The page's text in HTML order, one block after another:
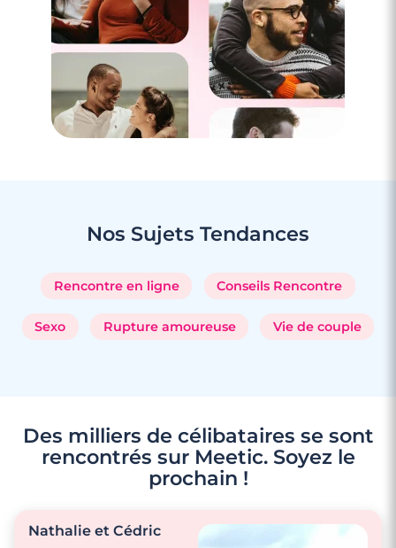
3 minutes
Rencontre à Savigny-le-Temple
Nos Sujets Tendances
Rencontre en ligne Conseils Rencontre
Sexo Rupture amoureuse Vie de couple
Des milliers de célibataires se sont
rencontrés sur Meetic. Soyez le
prochain !
Nathalie et Cédric